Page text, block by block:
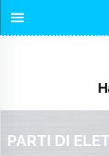
PARTI DI